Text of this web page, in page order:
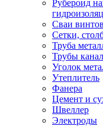
Рубероид
Сваи
Сетки,
Труба
Трубы
Уголок
Утеплитель
Фанера
Цемент и
Швеллер
Электроды